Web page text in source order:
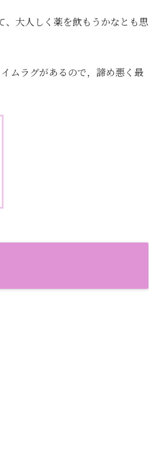
、大人しく薬を飲もうかなとも思
ムラグがあるので，諦め悪く最